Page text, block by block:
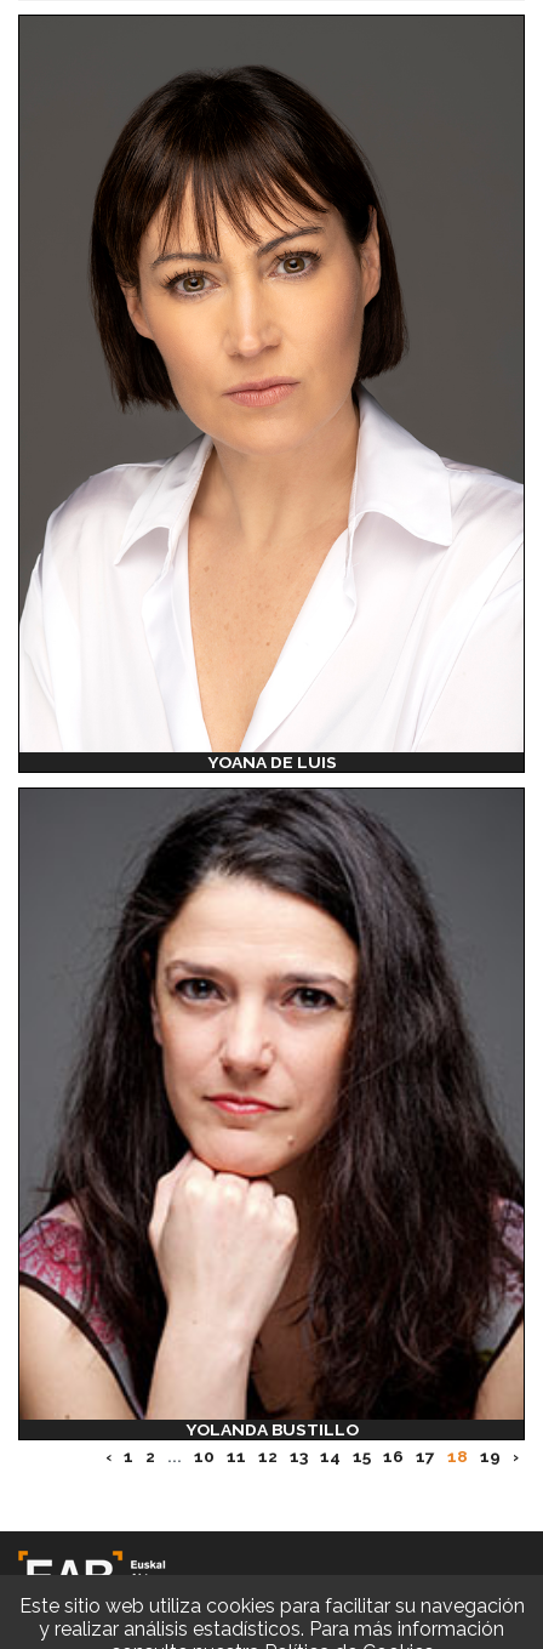
YOANA DE LUIS
YOLANDA BUSTILLO
‹
1 2 ... 10 11 12 13 14 15 16 17 18 19 ›
Este sitio web utiliza cookies para facilitar su navegación
y realizar análisis estadísticos. Para más información